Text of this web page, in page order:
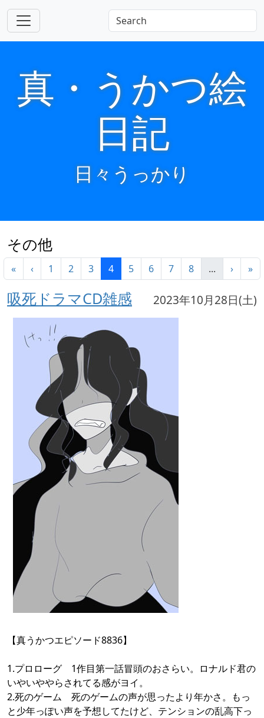
真・うかつ絵
日記
日々うっかり
その他
« ‹ 1 2 3 4 5 6 7 8 ... › »
吸死ドラマCD雑感 2023年10月28日(土)
【真うかつエピソード8836】
1.プロローグ 1作目第一話冒頭のおさらい。ロナルド君の
いやいややらされてる感がヨイ。
2.死のゲーム 死のゲームの声が思ったより年かさ。もっ
と少年っぽい声を予想してたけど、テンションの乱高下っ